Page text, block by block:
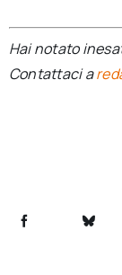
Hai notato
Contattaci a